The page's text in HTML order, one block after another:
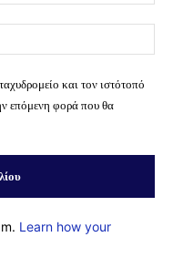
και τον ιστότοπό
επόμενη φορά που θα
Learn how your